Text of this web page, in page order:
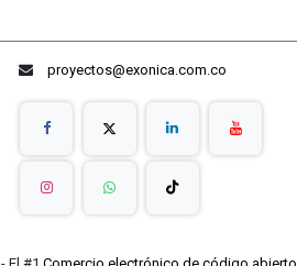
proyectos@exonica.com.co